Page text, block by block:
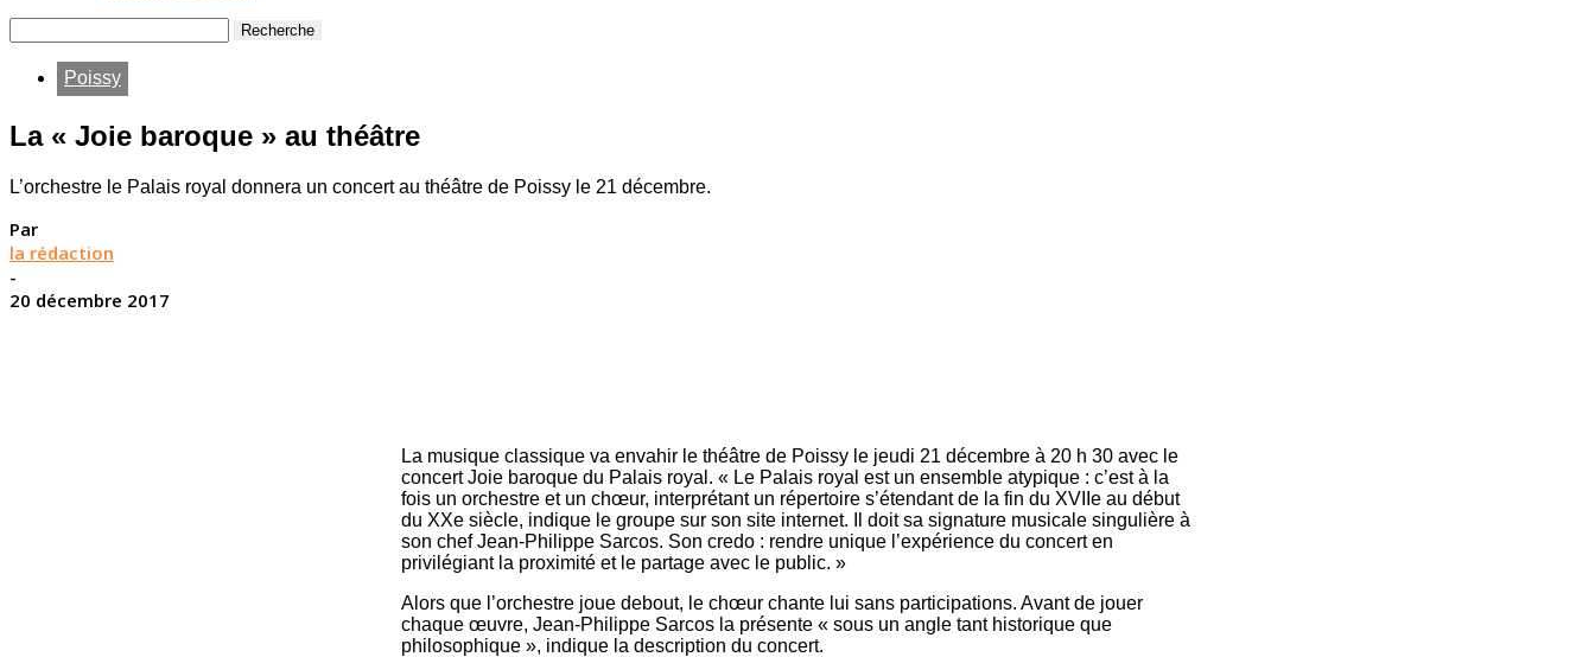
Poissy
La « Joie baroque » au théâtre
L’orchestre le Palais royal donnera un concert au théâtre de Poissy le 21 décembre.
Par
la rédaction
-
20 décembre 2017
La musique classique va envahir le théâtre de Poissy le jeudi 21 décembre à 20 h 30 avec le
concert Joie baroque du Palais royal. « Le Palais royal est un ensemble atypique : c’est à la
fois un orchestre et un chœur, interprétant un répertoire s’étendant de la fin du XVIIe au début
du XXe siècle, indique le groupe sur son site internet. Il doit sa signature musicale singulière à
son chef Jean-Philippe Sarcos. Son credo : rendre unique l’expérience du concert en
privilégiant la proximité et le partage avec le public. »
Alors que l’orchestre joue debout, le chœur chante lui sans participations. Avant de jouer
chaque œuvre, Jean-Philippe Sarcos la présente « sous un angle tant historique que
philosophique », indique la description du concert.